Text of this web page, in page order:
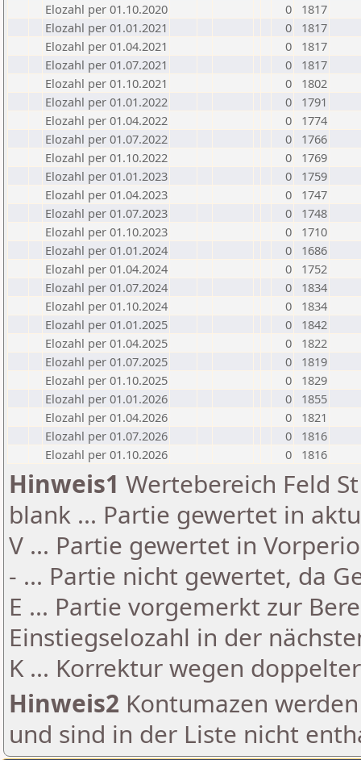
Elozahl per 01.10.2020
0
1817
Elozahl per 01.01.2021
0
1817
Elozahl per 01.04.2021
0
1817
Elozahl per 01.07.2021
0
1817
Elozahl per 01.10.2021
0
1802
Elozahl per 01.01.2022
0
1791
Elozahl per 01.04.2022
0
1774
Elozahl per 01.07.2022
0
1766
Elozahl per 01.10.2022
0
1769
Elozahl per 01.01.2023
0
1759
Elozahl per 01.04.2023
0
1747
Elozahl per 01.07.2023
0
1748
Elozahl per 01.10.2023
0
1710
Elozahl per 01.01.2024
0
1686
Elozahl per 01.04.2024
0
1752
Elozahl per 01.07.2024
0
1834
Elozahl per 01.10.2024
0
1834
Elozahl per 01.01.2025
0
1842
Elozahl per 01.04.2025
0
1822
Elozahl per 01.07.2025
0
1819
Elozahl per 01.10.2025
0
1829
Elozahl per 01.01.2026
0
1855
Elozahl per 01.04.2026
0
1821
Elozahl per 01.07.2026
0
1816
Elozahl per 01.10.2026
0 1816
Hinweis1 Wertebereich Feld
blank ... Partie gewertet in
V ... Partie gewertet in
- ... Partie nicht gewertet, da
E ... Partie vorgemerkt zur
Einstiegselozahl in der
K ... Korrektur wegen
Hinweis2 Kontumazen
und sind in der Liste nicht